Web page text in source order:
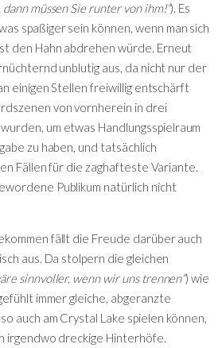
müssen Sie runter von ihm!“). Es
spaßiger sein können, wenn man sich
den Hahn abdrehen würde. Erneut
unblutig aus, da nicht nur der
einigen Stellen freiwillig entschärft
von vornherein in drei
um etwas Handlungsspielraum
zu haben, und tatsächlich
Fällen für die zaghafteste Variante.
Publikum natürlich nicht
fällt die Freude darüber auch
aus. Da stolpern die gleichen
sinnvoller, wenn wir uns trennen“) wie
immer gleiche, abgeranzte
auch am Crystal Lake spielen können,
irgendwo dreckige Hinterhöfe.